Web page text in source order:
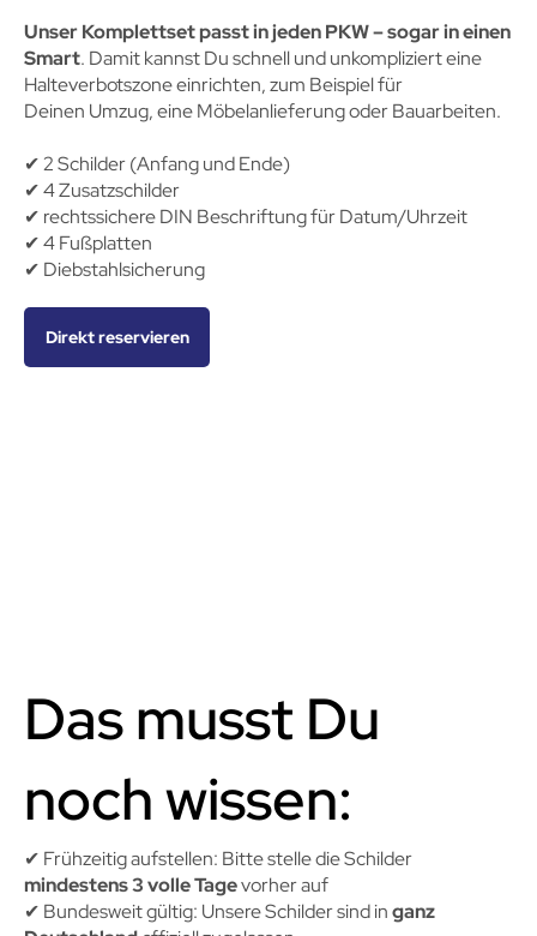
Unser Komplettset passt in jeden PKW – sogar in einen
Smart. Damit kannst Du schnell und unkompliziert eine
Halteverbotszone einrichten, zum Beispiel für
Deinen Umzug, eine Möbelanlieferung oder Bauarbeiten.
✔︎ 2 Schilder (Anfang und Ende)
✔︎ 4 Zusatzschilder
✔︎ rechtssichere DIN Beschriftung für Datum/Uhrzeit
✔︎ 4 Fußplatten
✔︎ Diebstahlsicherung
Direkt reservieren
Das musst Du
noch wissen:
✔︎ Frühzeitig aufstellen: Bitte stelle die Schilder
mindestens 3 volle Tagevorher auf
✔︎ Bundesweit gültig: Unsere Schilder sind inganz